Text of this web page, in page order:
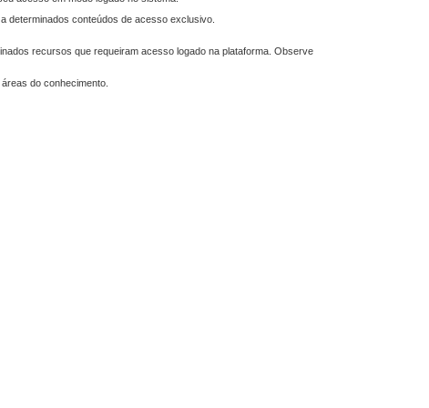
determinados conteúdos de acesso exclusivo.
recursos que requeiram acesso logado na plataforma. Observe
do conhecimento.